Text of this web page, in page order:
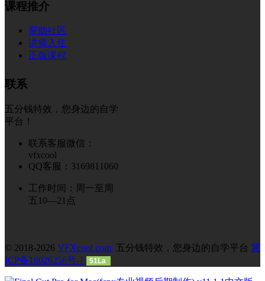
课程推介
帮助社区
讲师入住
正版课程
联系
五分钱特效，您身边的自学
平台！
联系客服微信：
vfxcool
QQ客服：3169811060
工作时间：周一至周
五10—21点
© 2018-2026 VFXcool.com 五分钱特效，您身边的自学平台 冀
ICP备18026256号-1
51La